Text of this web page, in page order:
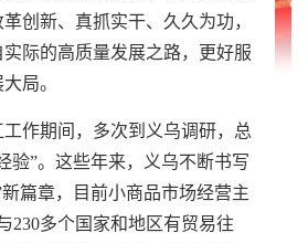
创新、真抓实干、久久为功，
际的高质量发展之路，更好服
局。
作期间，多次到义乌调研，总
验”。这些年来，义乌不断书写
篇章，目前小商品市场经营主
230多个国家和地区有贸易往